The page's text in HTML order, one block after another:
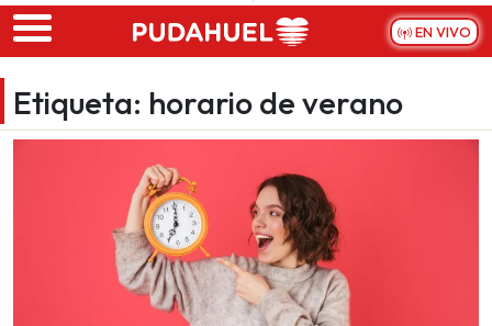
Skip to main content
EN VIVO
Etiqueta: horario de verano